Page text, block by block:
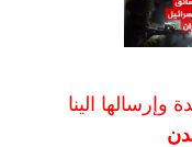
وإرسالها الينا